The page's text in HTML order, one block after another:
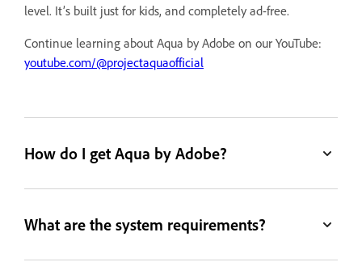
level. It’s built just for kids, and completely ad-free.
Continue learning about Aqua by Adobe on our YouTube:
youtube.com/@projectaquaofficial
How do I get Aqua by Adobe?
What are the system requirements?